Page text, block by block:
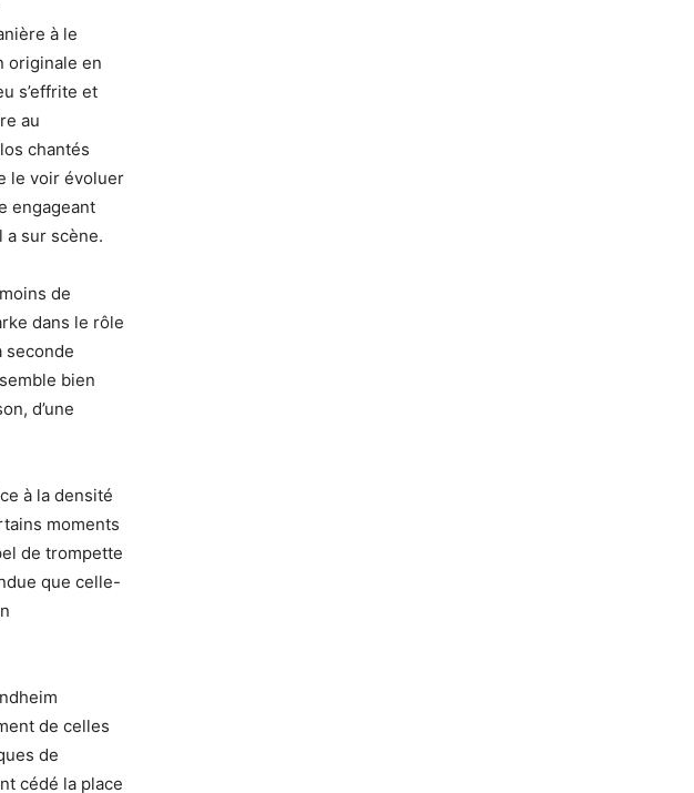
à le
originale en
s’effrite et
au
chantés
le voir évoluer
engageant
a sur scène.
de
dans le rôle
seconde
bien
d’une
à la densité
moments
de trompette
que celle-
de celles
de
cédé la place